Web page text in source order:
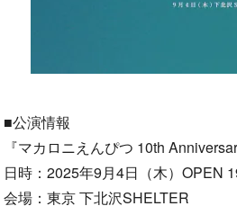
■公演情報
『マカロニえんぴつ 10th
日時：2025年9月4日（木）OPEN
会場：東京 下北沢SHELTER